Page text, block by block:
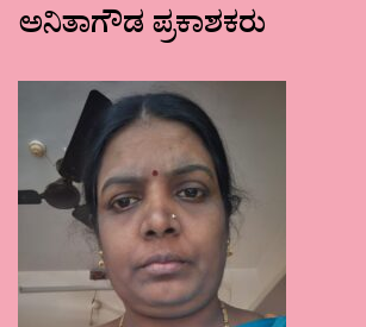
ಅನಿತಾಗೌಡ ಪ್ರಕಾಶಕರು